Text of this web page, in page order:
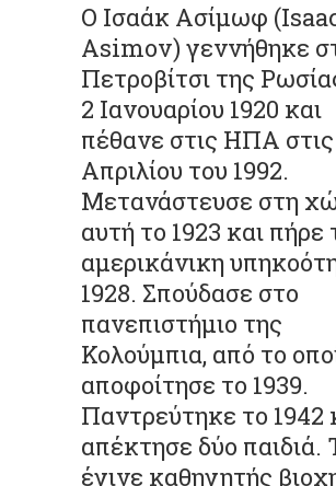
Ο Ισαάκ Ασίμωφ
Asimov) γεννήθηκε
Πετροβίτσι της
2 Ιανουαρίου 1920 και
πέθανε στις ΗΠΑ
Απριλίου του 1992.
Μετανάστευσε στη
αυτή το 1923 και πήρε
αμερικάνικη
1928. Σπούδασε στο
πανεπιστήμιο της
Κολούμπια, από το
αποφοίτησε το 1939.
Παντρεύτηκε το 1942
απέκτησε δύο παιδιά.
έγινε καθηγητής